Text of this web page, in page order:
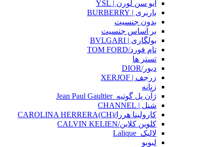
ایو سن لورن | YSL
باربری | BURBERRY
بدون جنسیت
بر اساس جنسیت
بولگاری | BVLGARI
تام فورد/TOM FORD
تستر ها
دیور/DIOR
زرجف | XERJOF
زنانه
ژآن پل گوتیه_Jean Paul Gaultier
شنل | CHANNEL
کارولینا هررا/(CH)CAROLINA HERRERA
کلوین کلاین/CALVIN KELIEN
لالیک_Lalique
لبوبو